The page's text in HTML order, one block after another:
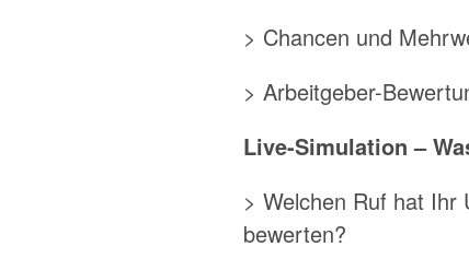
> Chancen und
> Arbeitgeber-
Live-Simulation –
> Welchen Ruf hat Ihr
bewerten?